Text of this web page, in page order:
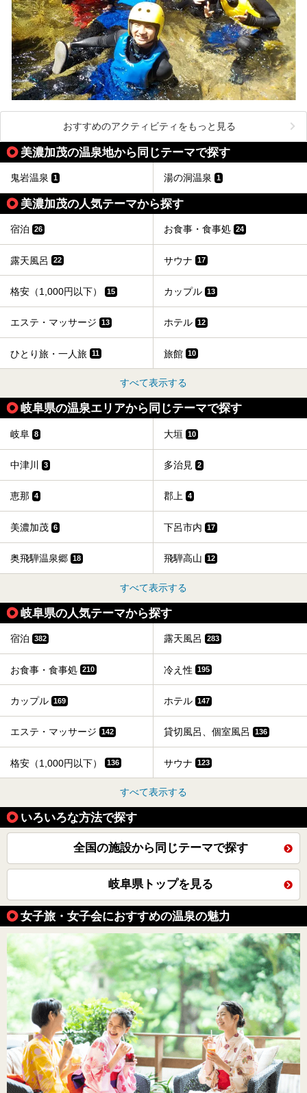
おすすめのアクティビティをもっと見る
美濃加茂の温泉地から同じテーマで探す
鬼岩温泉 1 湯の洞温泉 1
美濃加茂の人気テーマから探す
宿泊 26 お食事・食事処 24
露天風呂 22 サウナ 17
格安（1,000円以下） 15 カップル 13
エステ・マッサージ 13 ホテル 12
ひとり旅・一人旅 11 旅館 10
すべて表示する
岐阜県の温泉エリアから同じテーマで探す
岐阜 8 大垣 10
中津川 3 多治見 2
恵那 4 郡上 4
美濃加茂 6 下呂市内 17
奥飛騨温泉郷 18 飛騨高山 12
すべて表示する
岐阜県の人気テーマから探す
宿泊 382 露天風呂 283
お食事・食事処 210 冷え性 195
カップル 169 ホテル 147
エステ・マッサージ 142 貸切風呂、個室風呂 136
格安（1,000円以下） 136 サウナ 123
すべて表示する
いろいろな方法で探す
全国の施設から同じテーマで探す
岐阜県トップを見る
女子旅・女子会におすすめの温泉の魅力